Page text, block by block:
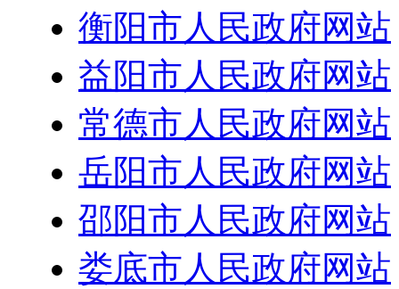
衡阳市人民政府网站
益阳市人民政府网站
常德市人民政府网站
岳阳市人民政府网站
邵阳市人民政府网站
娄底市人民政府网站